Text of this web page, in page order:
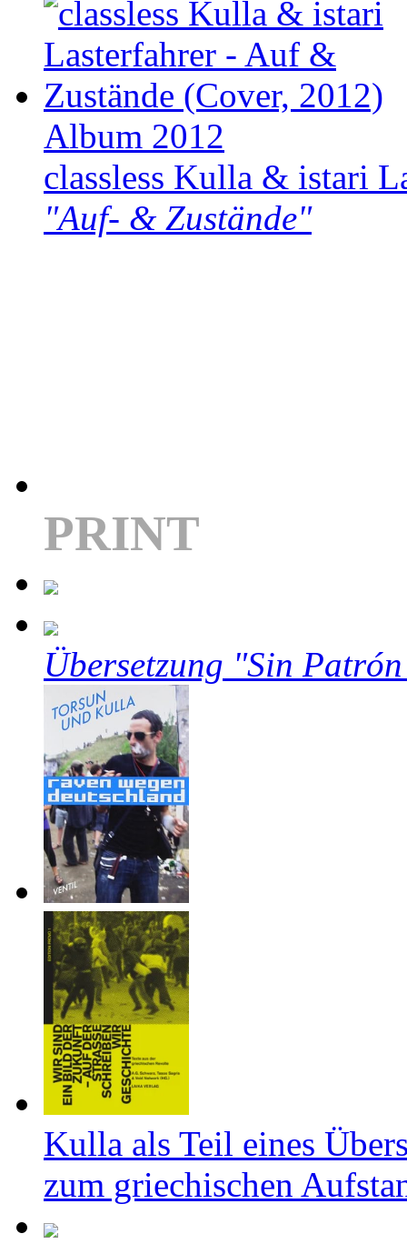
Album 2012
classless Kulla & istari
"Auf- & Zustände"
PRINT
Übersetzung "Sin
Kulla als Teil eines
zum griechischen